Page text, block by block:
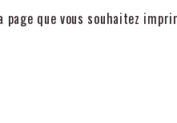
que vous souhaitez